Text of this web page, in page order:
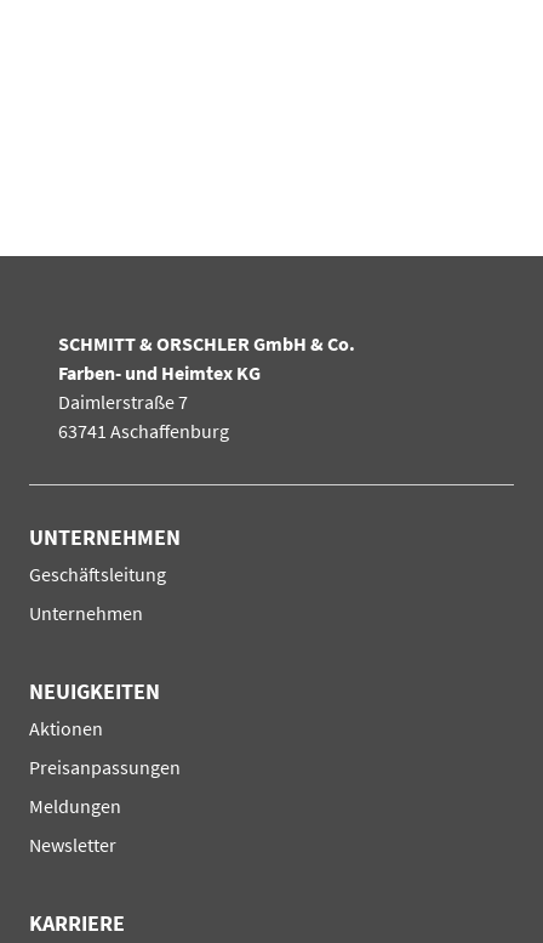
SCHMITT & ORSCHLER GmbH & Co.
Farben- und Heimtex KG
Daimlerstraße 7
63741 Aschaffenburg
UNTERNEHMEN
Navigation
Geschäftsleitung
Unternehmen
NEUIGKEITEN
Navigation
Aktionen
Preisanpassungen
Meldungen
Newsletter
KARRIERE